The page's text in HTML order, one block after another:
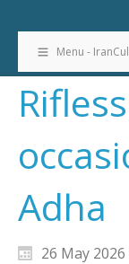
Menu -
Adha
26 May 2026